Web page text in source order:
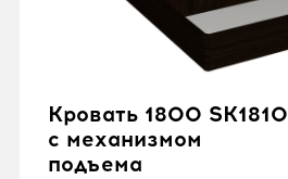
Кровать 1800 SK1810
с механизмом
подъема